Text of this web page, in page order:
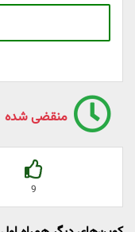
منقضی شده
9